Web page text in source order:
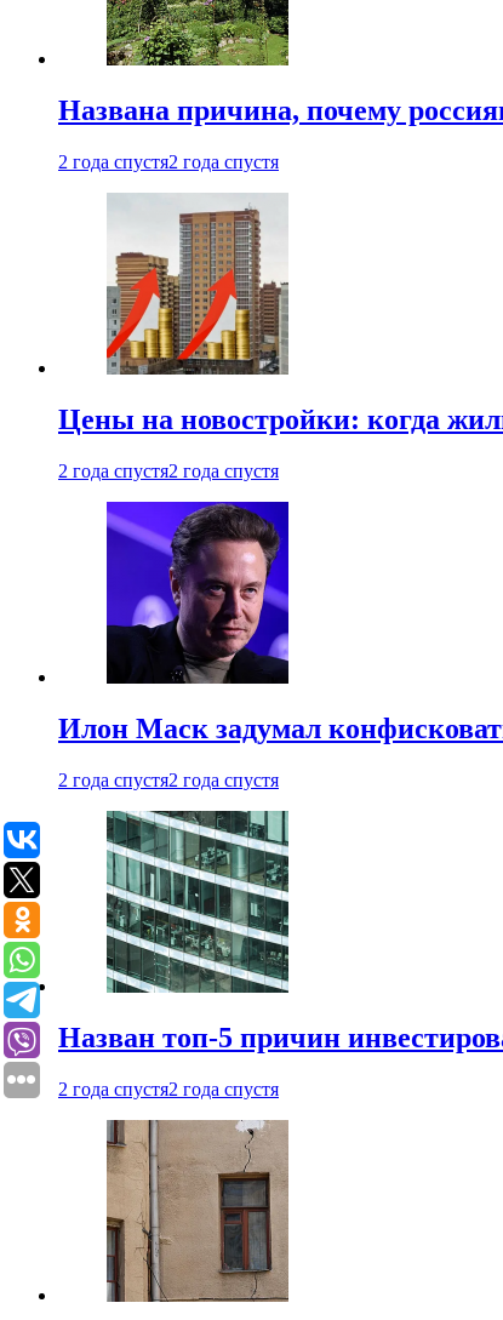
Названа причина, почему
2 года спустя2 года спустя
Цены на новостройки: когда
2 года спустя2 года спустя
Илон Маск задумал
2 года спустя2 года спустя
Назван топ-5 причин
2 года спустя2 года спустя